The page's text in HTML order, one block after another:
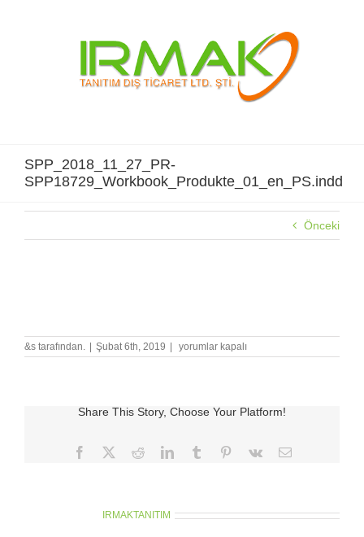
SPP_2018_11_27_PR-
SPP18729_Workbook_Produkte_01_en_PS.indd
Önceki
&s tarafından. Şubat 6th, 2019
SPP_2018_11_27_PR-
yorumlar kapalı
Share This Story, Choose Your Platform!
Facebook RedditLinkedInTumblr Pinterest
Vk
E-
IRMAKTANITIM